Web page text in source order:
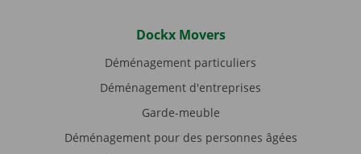
Dockx Movers
Déménagement particuliers
Déménagement d'entreprises
Garde-meuble
Déménagement pour des personnes âgées